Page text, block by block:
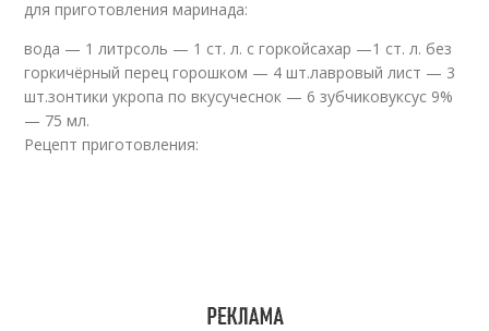
для приготовления маринада:
вода — 1 литрсоль — 1 ст. л. с горкойсахар —1 ст. л. без
горкичёрный перец горошком — 4 шт.лавровый лист — 3
шт.зонтики укропа по вкусучеснок — 6 зубчиковуксус 9%
— 75 мл.
Рецепт приготовления: